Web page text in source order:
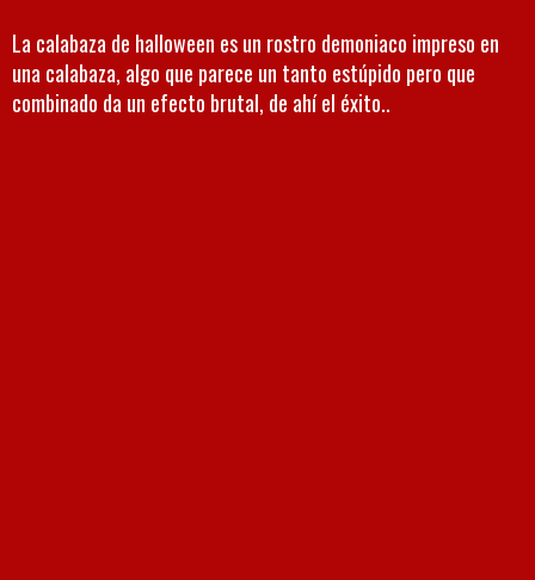
La calabaza de halloween es un rostro demoniaco impreso en
una calabaza, algo que parece un tanto estúpido pero que
combinado da un efecto brutal, de ahí el éxito..